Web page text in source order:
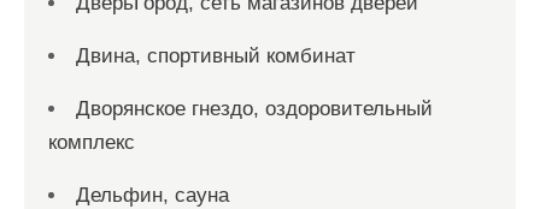
Двина, спортивный комбинат
Дворянское гнездо, оздоровительный
комплекс
Дельфин, сауна